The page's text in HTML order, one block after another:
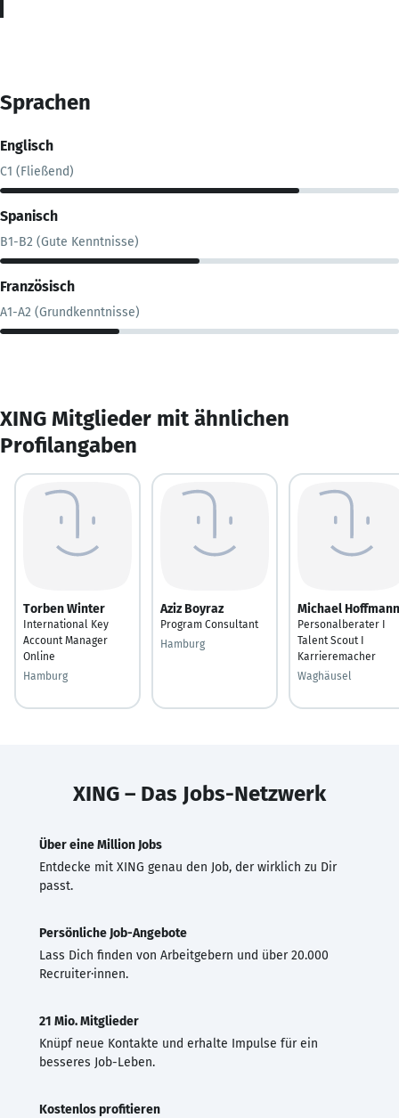
Sprachen
Englisch
C1 (Fließend)
Spanisch
B1-B2 (Gute Kenntnisse)
Französisch
A1-A2 (Grundkenntnisse)
XING Mitglieder mit ähnlichen
Profilangaben
Torben Winter
International Key
Account Manager
Online
Hamburg
Aziz Boyraz
Program Consultant
Hamburg
Michael Hoffmann
Personalberater I
Talent Scout I
Karrieremacher
Waghäusel
XING – Das Jobs-Netzwerk
Über eine Million Jobs
Entdecke mit XING genau den Job, der wirklich zu Dir
passt.
Persönliche Job-Angebote
Lass Dich finden von Arbeitgebern und über 20.000
Recruiter·innen.
21 Mio. Mitglieder
Knüpf neue Kontakte und erhalte Impulse für ein
besseres Job-Leben.
Kostenlos profitieren